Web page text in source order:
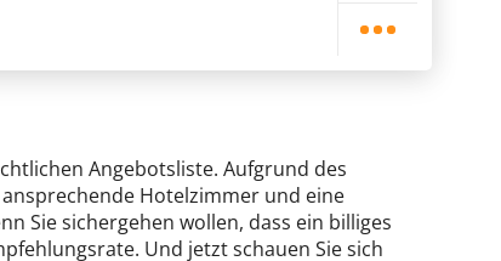
Angebotsliste. Aufgrund des
Hotelzimmer und eine
Sie sichergehen wollen, dass ein billiges
Und jetzt schauen Sie sich